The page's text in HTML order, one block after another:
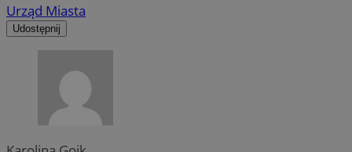
Urząd Miasta
Udostępnij